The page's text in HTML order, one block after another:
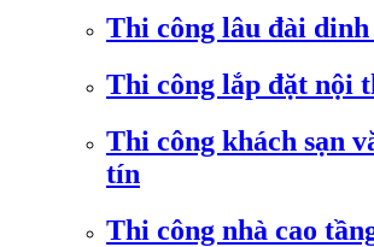
Thi công lâu đài
Thi công lắp đặt nội
Thi công khách sạn
tín
Thi công nhà cao